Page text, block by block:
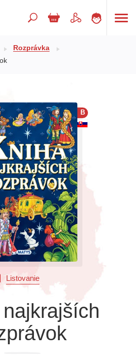
deti
kategórie
Rozprávka
B
Listovanie